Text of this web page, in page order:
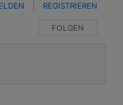
FOLGE DIESER
FOLGEN
REGISTRIEREN